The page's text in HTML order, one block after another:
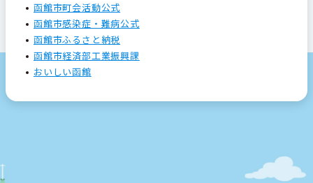
函館市町会活動公式
函館市感染症・難病公式
函館市ふるさと納税
函館市経済部工業振興課
おいしい函館